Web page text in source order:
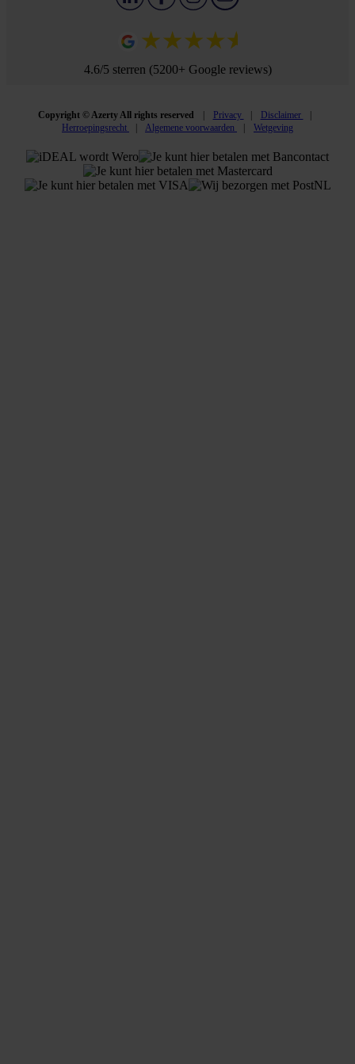
4.6/5 sterren (5200+ Google reviews)
Copyright © Azerty All rights reserved Privacy
Disclaimer
Herroepingsrecht
Algemene voorwaarden Wetgeving